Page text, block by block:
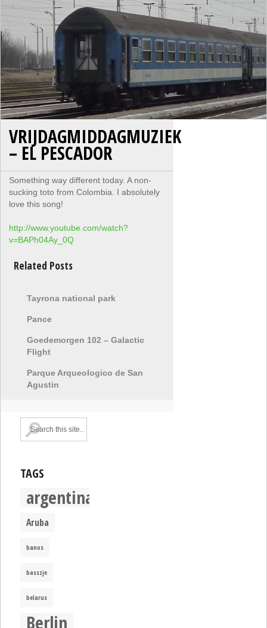
VRIJDAGMIDDAGMUZIEK
– EL PESCADOR
Something way different today. A non-
sucking toto from Colombia. I absolutely
love this song!
http://www.youtube.com/watch?
v=BAPh04Ay_0Q
Related Posts
Tayrona national park
Pance
Goedemorgen 102 – Galactic
Flight
Parque Arqueologico de San
Agustin
TAGS
argentina
Aruba
banos
basszje
belarus
Berlin